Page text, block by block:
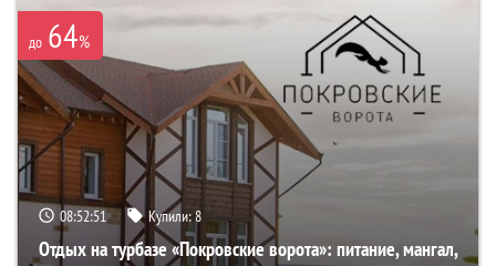
до 64%
08:52:50 Купили:8
Отдых на турбазе «Покровские ворота»: питание, мангал,